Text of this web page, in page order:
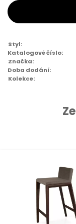
Styl:
Katalogové číslo:
Značka:
Doba dodání:
Kolekce: